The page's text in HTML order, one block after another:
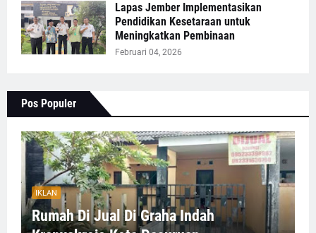
Lapas Jember Implementasikan
Pendidikan Kesetaraan untuk
Meningkatkan Pembinaan
Februari 04, 2026
Pos Populer
IKLAN
Rumah Di Jual Di Graha Indah